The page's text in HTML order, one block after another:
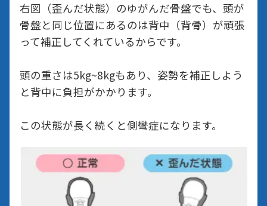
右図（歪んだ状態）のゆがんだ骨盤でも、頭が
骨盤と同じ位置にあるのは背中（背骨）が頑張
って補正してくれているからです。
頭の重さは5kg~8kgもあり、姿勢を補正しよう
と背中に負担がかかります。
この状態が長く続くと側彎症になります。